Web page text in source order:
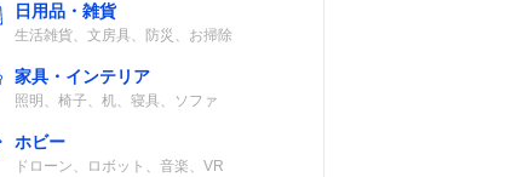
日用品・雑貨
生活雑貨、文房具、防災、お掃除
家具・インテリア
照明、椅子、机、寝具、ソファ
ホビー
ドローン、ロボット、音楽、VR